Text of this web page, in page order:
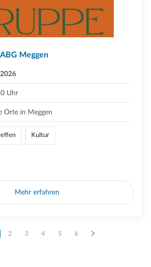
Meggen
Uhr
Orte in Meggen
Kultur
Mehr erfahren
êtes sur la page
Vous êtes sur la page
2 Vous êtes sur la page
3 Vous êtes sur la page
4 Vous êtes sur la page
5 Vous êtes sur la page
6